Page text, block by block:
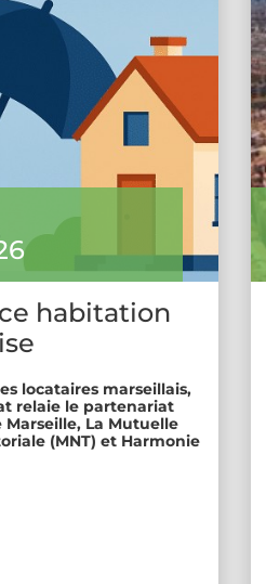
habitation
locataires marseillais,
relaie le partenariat
La Mutuelle
(MNT) et Harmonie